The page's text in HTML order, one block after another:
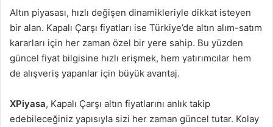
Altın piyasası, hızlı değişen dinamikleriyle dikkat isteyen
bir alan. Kapalı Çarşı fiyatları ise Türkiye’de altın alım-satım
kararları için her zaman özel bir yere sahip. Bu yüzden
güncel fiyat bilgisine hızlı erişmek, hem yatırımcılar hem
de alışveriş yapanlar için büyük avantaj.
XPiyasa, Kapalı Çarşı altın fiyatlarını anlık takip
edebileceğiniz yapısıyla sizi her zaman güncel tutar. Kolay